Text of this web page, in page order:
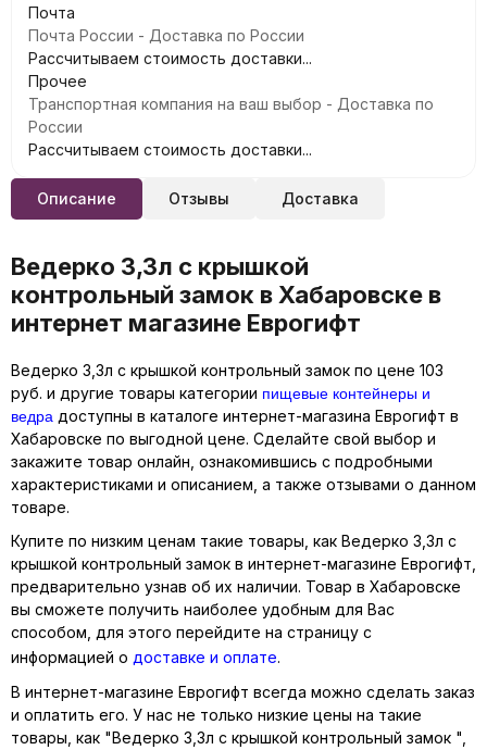
Почта
Почта России - Доставка по России
Рассчитываем стоимость доставки...
Прочее
Транспортная компания на ваш выбор - Доставка по
России
Рассчитываем стоимость доставки...
Описание Отзывы Доставка
Ведерко 3,3л с крышкой
контрольный замок в Хабаровске в
интернет магазине Еврогифт
Ведерко 3,3л с крышкой контрольный замок по цене 103
руб. и другие товары категории пищевые контейнеры и
ведра доступны в каталоге интернет-магазина Еврогифт в
Хабаровске по выгодной цене. Сделайте свой выбор и
закажите товар онлайн, ознакомившись с подробными
характеристиками и описанием, а также отзывами о данном
товаре.
Купите по низким ценам такие товары, как Ведерко 3,3л с
крышкой контрольный замок в интернет-магазине Еврогифт,
предварительно узнав об их наличии. Товар в Хабаровске
вы сможете получить наиболее удобным для Вас
способом, для этого перейдите на страницу с
информацией о доставке и оплате.
В интернет-магазине Еврогифт всегда можно сделать заказ
и оплатить его. У нас не только низкие цены на такие
товары, как "Ведерко 3,3л с крышкой контрольный замок ",